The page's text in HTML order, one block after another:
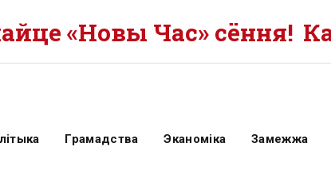
«Новы Час» сёння!
Грамадства Эканоміка Замежжа